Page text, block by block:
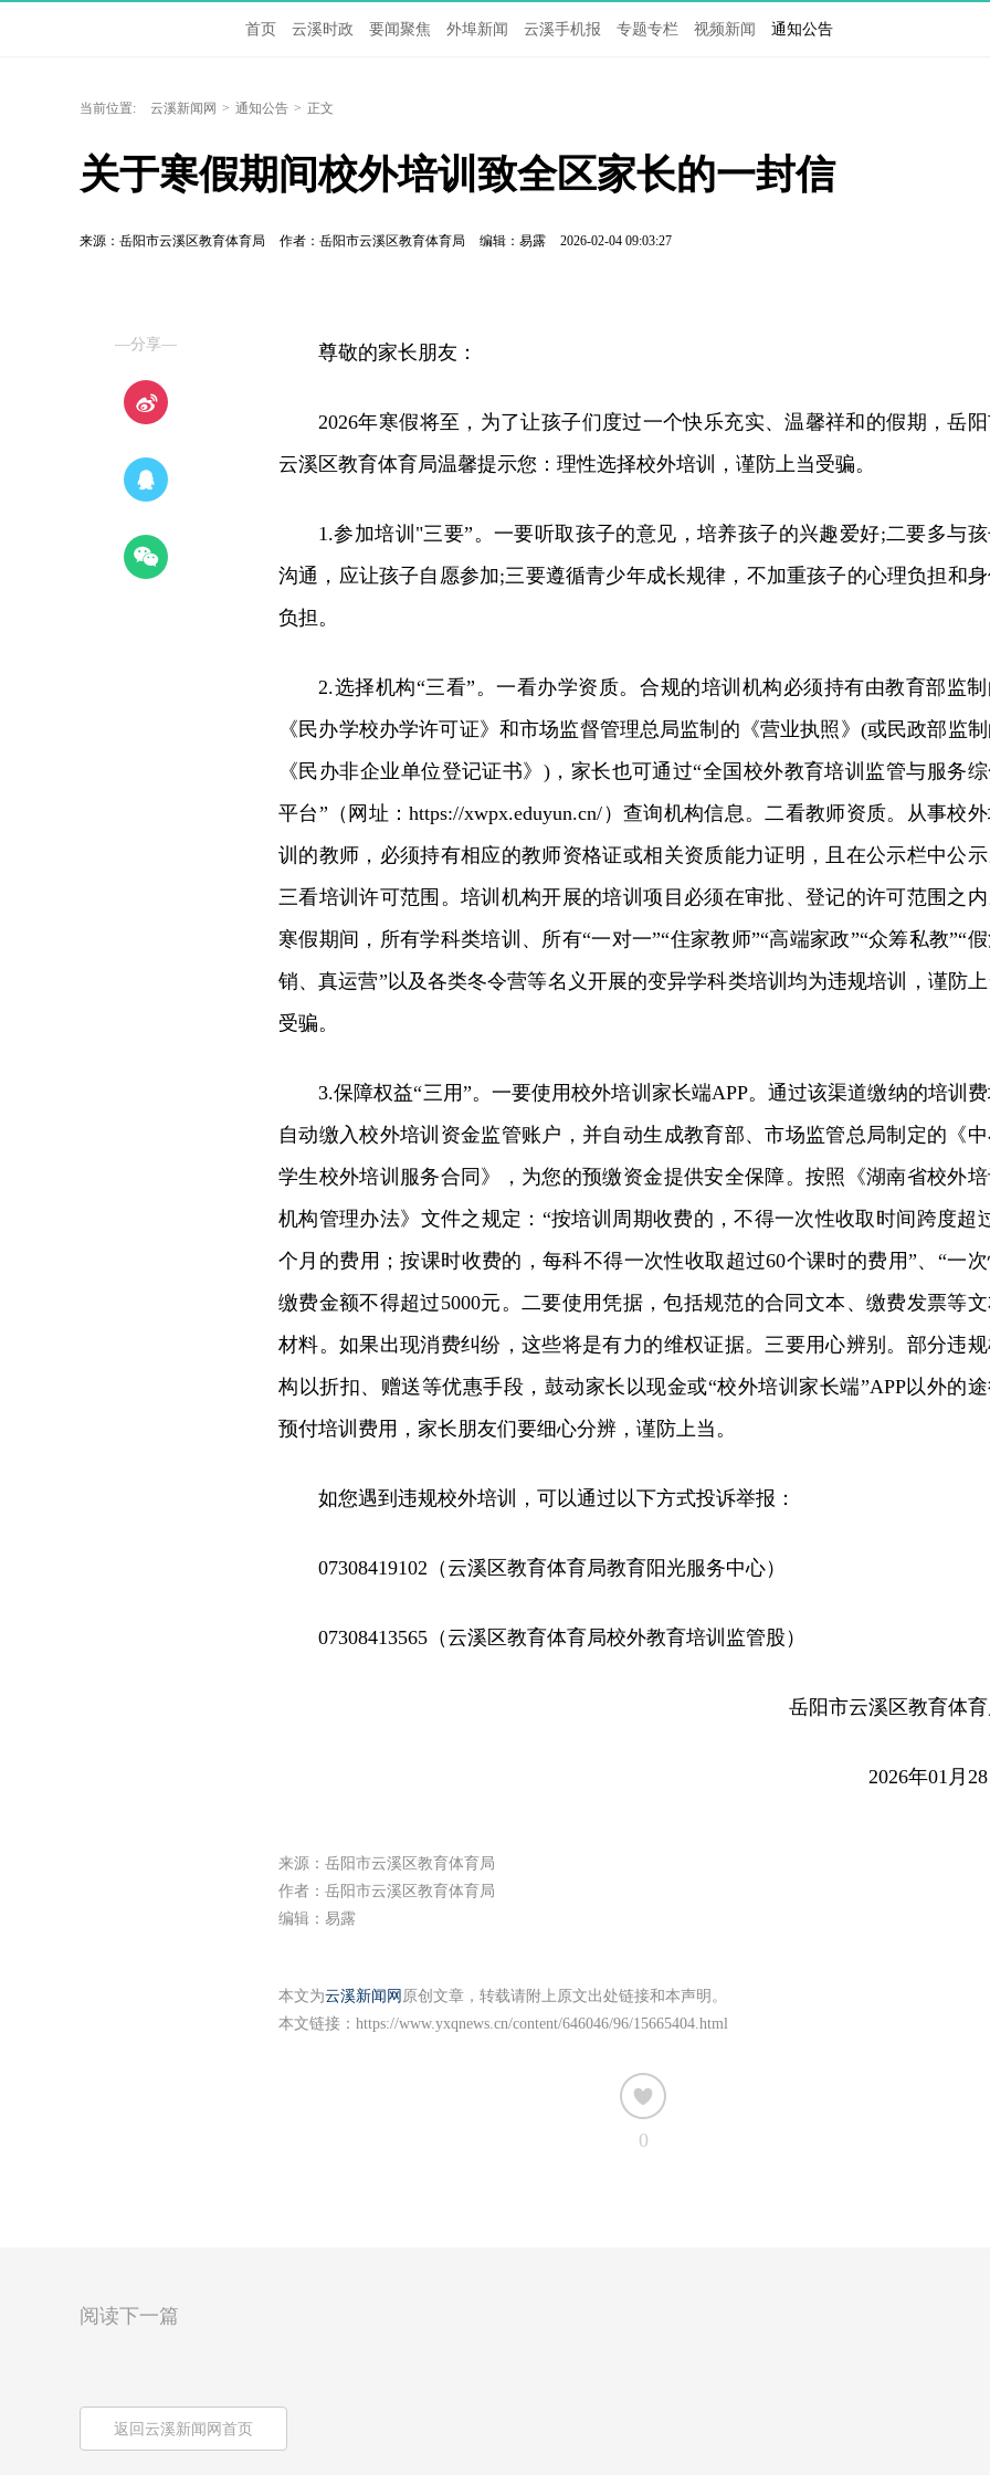
首页 云溪时政 要闻聚焦 外埠新闻 云溪手机报 专题专栏 视频新闻 通知公告
当前位置: 云溪新闻网 > 通知公告 > 正文
关于寒假期间校外培训致全区家长的一封信
来源：岳阳市云溪区教育体育局 作者：岳阳市云溪区教育体育局 编辑：易露 2026-02-04 09:03:27
—分享— 尊敬的家长朋友：
2026年寒假将至，为了让孩子们度过一个快乐充实、温馨祥和的假期，岳
云溪区教育体育局温馨提示您：理性选择校外培训，谨防上当受骗。
1.参加培训"三要”。一要听取孩子的意见，培养孩子的兴趣爱好;二要多与
沟通，应让孩子自愿参加;三要遵循青少年成长规律，不加重孩子的心理负担和
负担。
2.选择机构“三看”。一看办学资质。合规的培训机构必须持有由教育部监
《民办学校办学许可证》和市场监督管理总局监制的《营业执照》(或民政部监
《民办非企业单位登记证书》)，家长也可通过“全国校外教育培训监管与服务
平台”（网址：https://xwpx.eduyun.cn/）查询机构信息。二看教师资质。从事校
训的教师，必须持有相应的教师资格证或相关资质能力证明，且在公示栏中公
三看培训许可范围。培训机构开展的培训项目必须在审批、登记的许可范围之
寒假期间，所有学科类培训、所有“一对一”“住家教师”“高端家政”“众筹私教”“
销、真运营”以及各类冬令营等名义开展的变异学科类培训均为违规培训，谨防
受骗。
3.保障权益“三用”。一要使用校外培训家长端APP。通过该渠道缴纳的培训
自动缴入校外培训资金监管账户，并自动生成教育部、市场监管总局制定的《
学生校外培训服务合同》，为您的预缴资金提供安全保障。按照《湖南省校外
机构管理办法》文件之规定：“按培训周期收费的，不得一次性收取时间跨度超
个月的费用；按课时收费的，每科不得一次性收取超过60个课时的费用”、“一
缴费金额不得超过5000元。二要使用凭据，包括规范的合同文本、缴费发票等
材料。如果出现消费纠纷，这些将是有力的维权证据。三要用心辨别。部分违
构以折扣、赠送等优惠手段，鼓动家长以现金或“校外培训家长端”APP以外的
预付培训费用，家长朋友们要细心分辨，谨防上当。
如您遇到违规校外培训，可以通过以下方式投诉举报：
07308419102（云溪区教育体育局教育阳光服务中心）
07308413565（云溪区教育体育局校外教育培训监管股）
岳阳市云溪区教育体
2026年01月
来源：岳阳市云溪区教育体育局
作者：岳阳市云溪区教育体育局
编辑：易露
本文为云溪新闻网 原创文章，转载请附上原文出处链接和本声明。
本文链接： https://www.yxqnews.cn/content/646046/96/15665404.html
0
阅读下一篇
返回云溪新闻网首页